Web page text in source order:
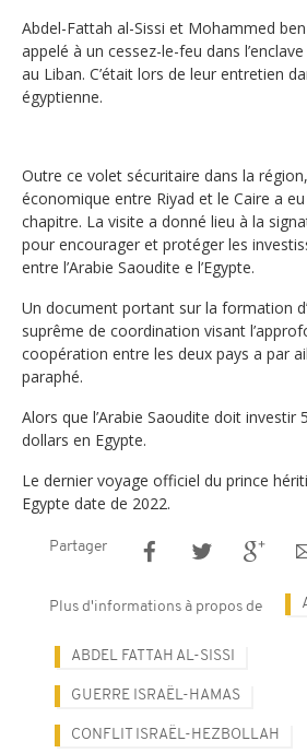
Abdel-Fattah al-Sissi et Mohammed
appelé à un cessez-le-feu dans
au Liban. C’était lors de leur entretien
égyptienne.
Outre ce volet sécuritaire dans la
économique entre Riyad et le Caire a
chapitre. La visite a donné lieu à la
pour encourager et protéger les
entre l’Arabie Saoudite e l’Egypte.
Un document portant sur la formation
suprême de coordination visant
coopération entre les deux pays a par
paraphé.
Alors que l’Arabie Saoudite doit investir
dollars en Egypte.
Le dernier voyage officiel du prince
Egypte date de 2022.
Partager
Plus d'informations à propos de
ABDEL FATTAH AL-SISSI
GUERRE ISRAËL-HAMAS
CONFLIT ISRAËL-HEZBOLLAH